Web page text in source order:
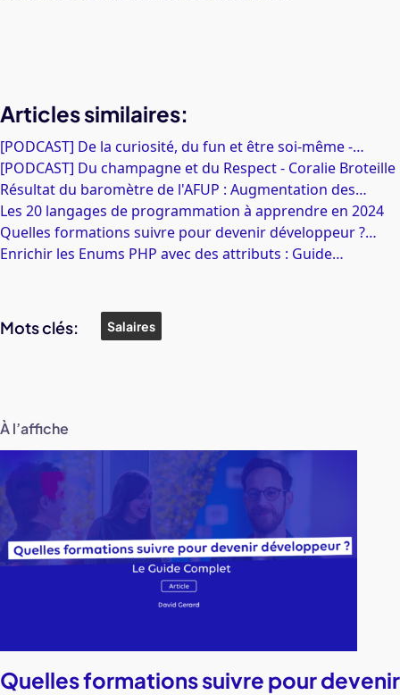
Articles similaires:
[PODCAST] De la curiosité, du fun et être soi-même -…
[PODCAST] Du champagne et du Respect - Coralie Broteille
Résultat du baromètre de l'AFUP : Augmentation des…
Les 20 langages de programmation à apprendre en 2024
Quelles formations suivre pour devenir développeur ?…
Enrichir les Enums PHP avec des attributs : Guide…
Mots clés: Salaires
À l’affiche
Quelles formations suivre pour devenir